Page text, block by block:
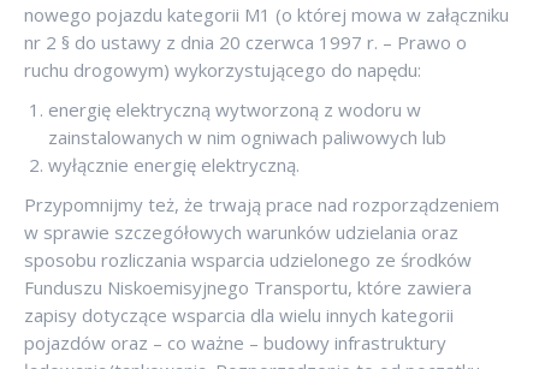
nowego pojazdu kategorii M1 (o której mowa w załączniku
nr 2 § do ustawy z dnia 20 czerwca 1997 r. – Prawo o
ruchu drogowym) wykorzystującego do napędu:
energię elektryczną wytworzoną z wodoru w
zainstalowanych w nim ogniwach paliwowych lub
wyłącznie energię elektryczną.
Przypomnijmy też, że trwają prace nad rozporządzeniem
w sprawie szczegółowych warunków udzielania oraz
sposobu rozliczania wsparcia udzielonego ze środków
Funduszu Niskoemisyjnego Transportu, które zawiera
zapisy dotyczące wsparcia dla wielu innych kategorii
pojazdów oraz – co ważne – budowy infrastruktury